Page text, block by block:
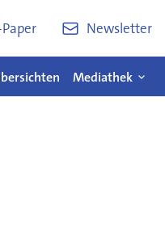
Paper Newsletter
Mediathek